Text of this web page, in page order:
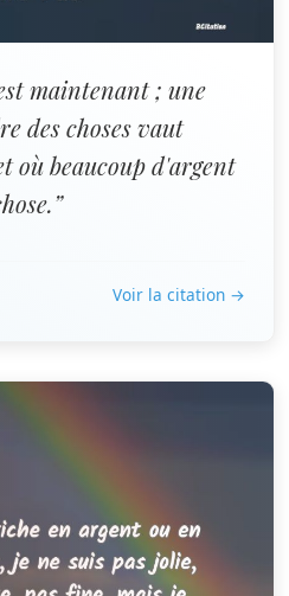
maintenant ; une
des choses vaut
où beaucoup d'argent
Voir la citation →